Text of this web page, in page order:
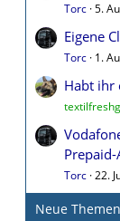
Torc 5.
Eigene
Torc 1.
Habt ihr
Torc 22.
Neue Themen